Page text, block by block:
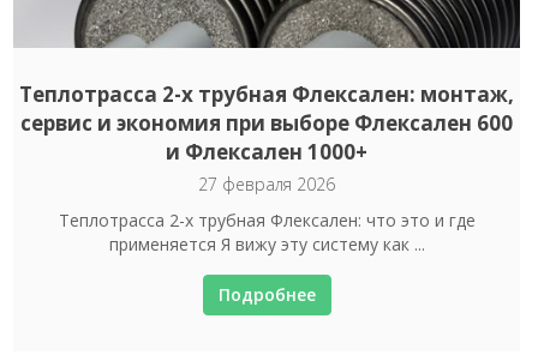
Теплотрасса 2-х трубная Флексален: монтаж,
сервис и экономия при выборе Флексален 600
и Флексален 1000+
27 февраля 2026
Теплотрасса 2-х трубная Флексален: что это и где
применяется Я вижу эту систему как ...
Подробнее